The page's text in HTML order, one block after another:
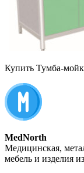
Купить Тумба-
MedNorth
Медицинская,
мебель и изделия